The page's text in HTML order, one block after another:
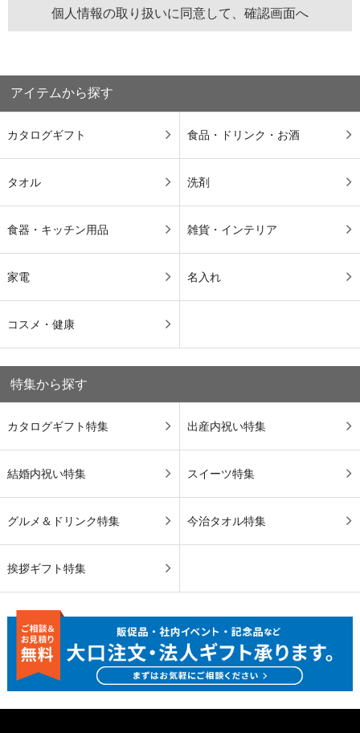
アイテムから探す
カタログギフト 食品・ドリンク・お酒
タオル 洗剤
食器・キッチン用品 雑貨・インテリア
家電 名入れ
コスメ・健康
特集から探す
カタログギフト特集 出産内祝い特集
結婚内祝い特集 スイーツ特集
グルメ＆ドリンク特集 今治タオル特集
挨拶ギフト特集